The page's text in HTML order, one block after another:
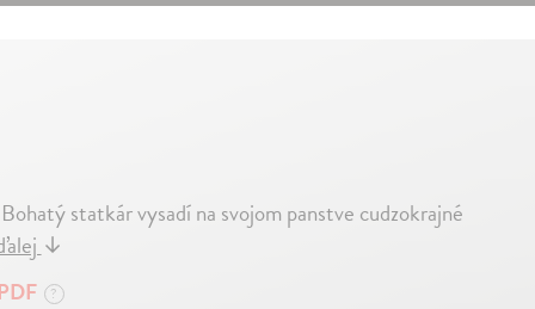
statkár vysadí na svojom panstve cudzokrajné
↓
?